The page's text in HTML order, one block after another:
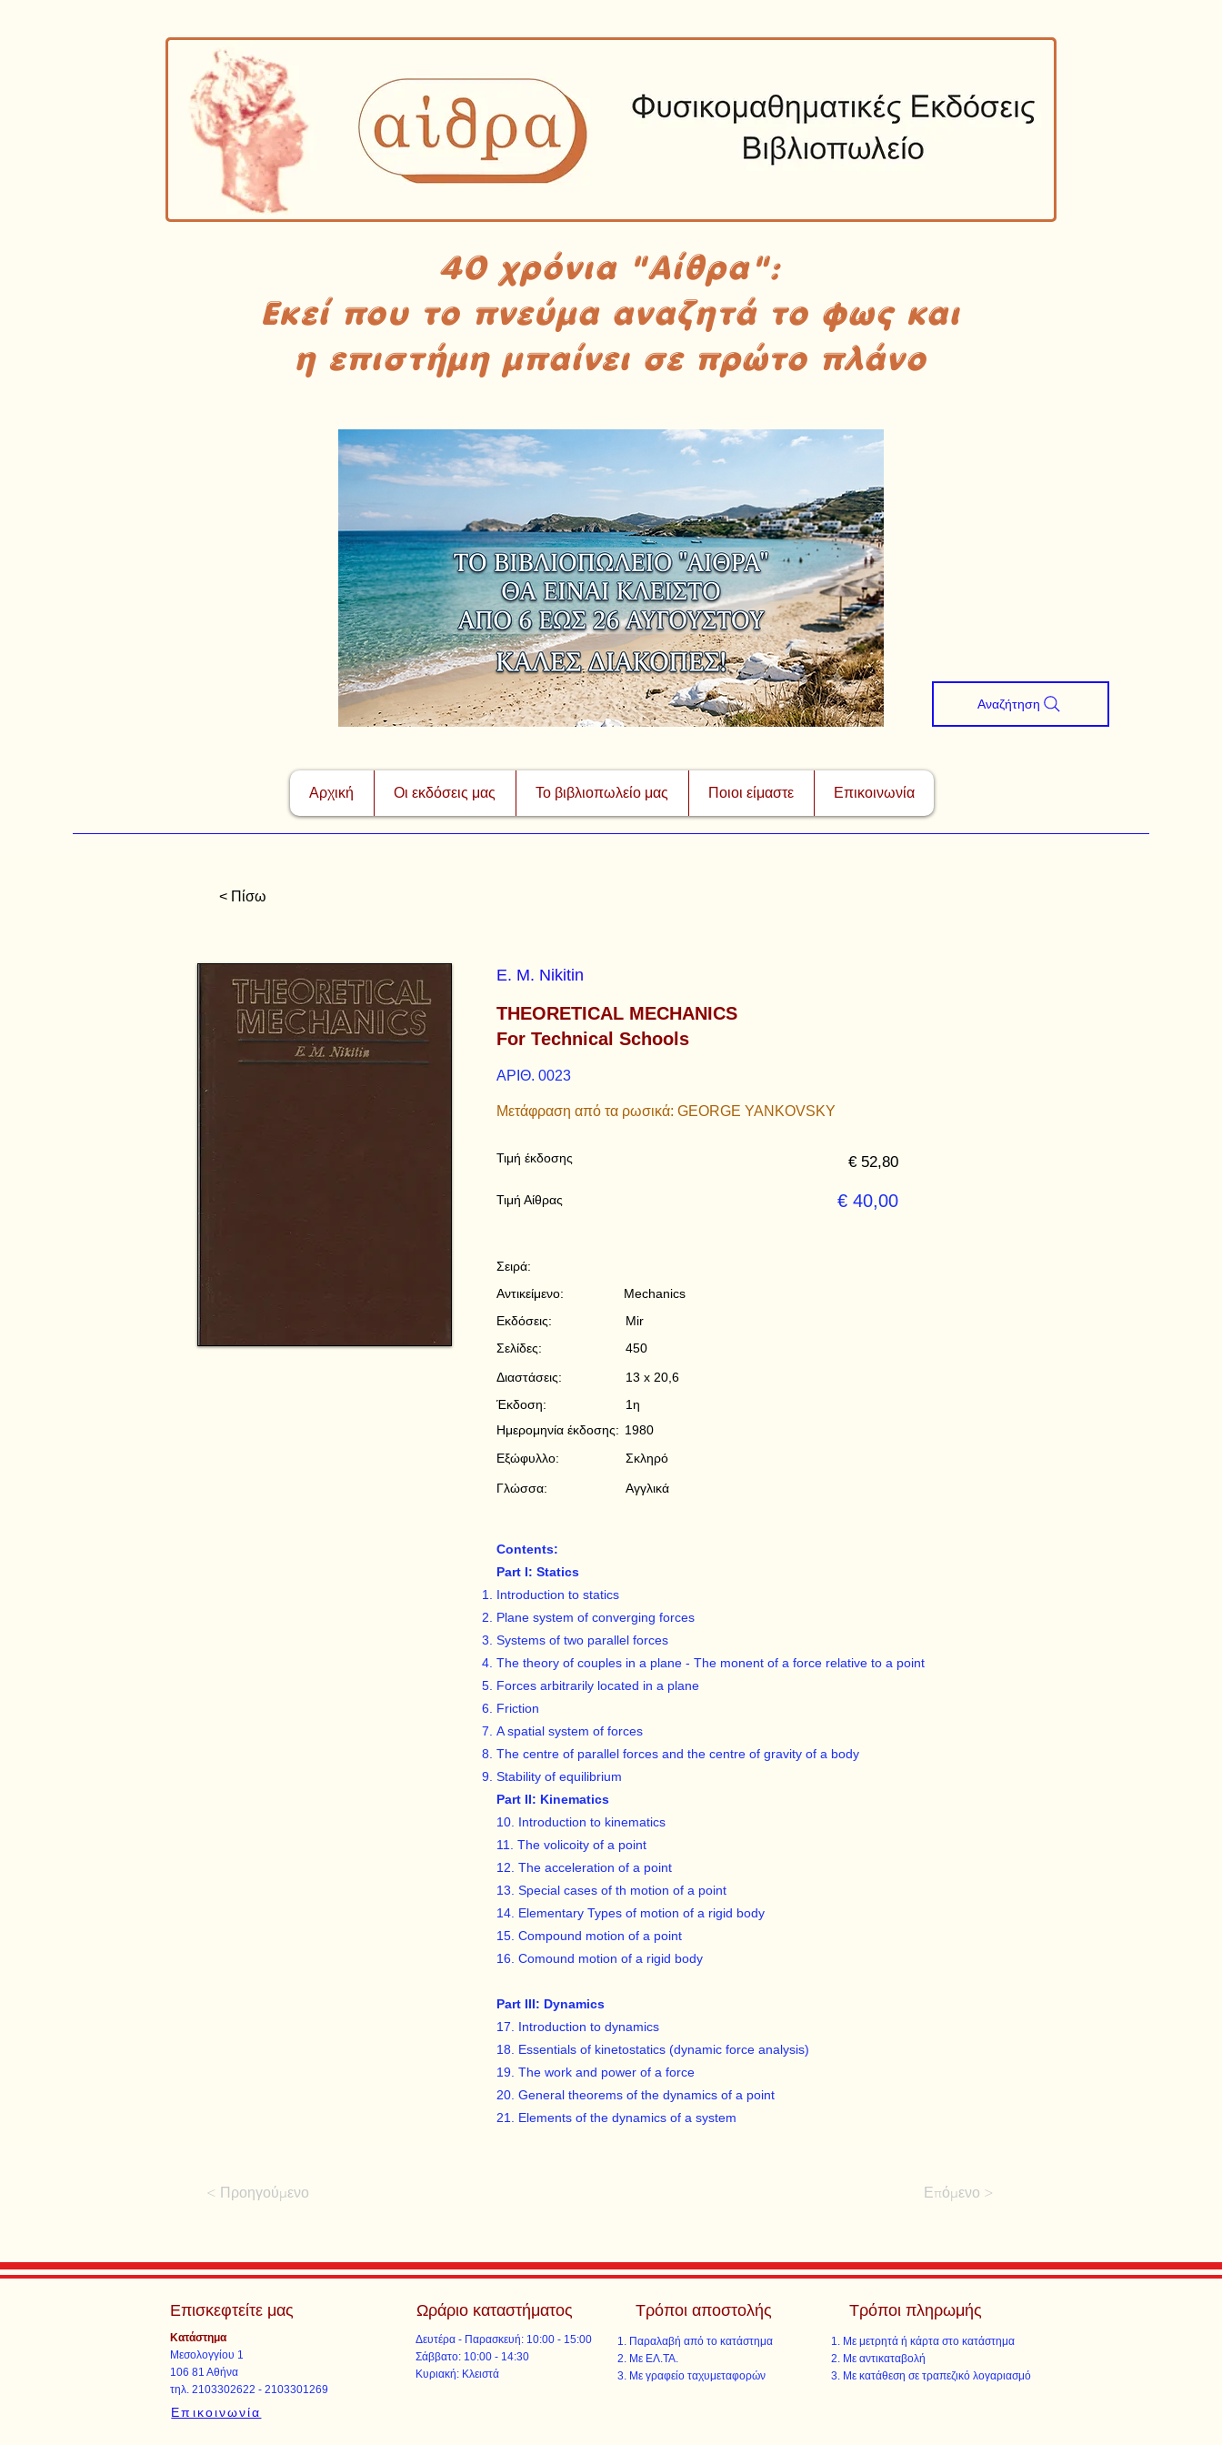
40 χρόνια "Αίθρα":
Εκεί που το πνεύμα αναζητά το φως και
η επιστήμη μπαίνει σε πρώτο πλάνο
Αρχική Οι εκδόσεις μας Το βιβλιοπωλείο μας Ποιοι είμαστε Επικοινωνία
Αναζήτηση
< Πίσω
E. M. Nikitin
THEORETICAL MECHANICS
For Technical Schools
ΑΡΙΘ. 0023
Μετάφραση από τα ρωσικά: GEORGE YANKOVSKY
Τιμή έκδοσης
Τιμή Αίθρας
€ 52,80
€ 40,00
Mechanics
Mir
450
13 x 20,6
1η
1980
Σκληρό
Αγγλικά
Σειρά:
Αντικείμενο:
Εκδόσεις:
Σελίδες:
Διαστάσεις:
Έκδοση:
Ημερομηνία έκδοσης:
Εξώφυλλο:
Γλώσσα:
Contents:
Part I: Statics
Introduction to statics
Plane system of converging forces
Systems of two parallel forces
The theory of couples in a plane - The monent of a force relative to a point
Forces arbitrarily located in a plane
Friction
A spatial system of forces
The centre of parallel forces and the centre of gravity of a body
Stability of equilibrium
Part II: Kinematics
10. Introduction to kinematics
11. The volicoity of a point
12. The acceleration of a point
13. Special cases of th motion of a point
14. Elementary Types of motion of a rigid body
15. Compound motion of a point
16. Comound motion of a rigid body
Part III: Dynamics
17. Introduction to dynamics
18. Essentials of kinetostatics (dynamic force analysis)
19. The work and power of a force
20. General theorems of the dynamics of a point
21. Elements of the dynamics of a system
< Προηγούμενο Επόμενο >
Επισκεφτείτε μας
Κατάστημα
Μεσολογγίου 1
106 81 Αθήνα
τηλ. 2103302622 - 2103301269
Επικοινωνία
Ωράριο καταστήματος
Δευτέρα - Παρασκευή: 10:00 - 15:00
​​Σάββατο: 10:00 - 14:30
​Κυριακή: Κλειστά
Τρόποι αποστολής
Παραλαβή από το κατάστημα
Με ΕΛ.ΤΑ.​​
Με γραφείο ταχυμεταφορών​
Τρόποι πληρωμής
Με μετρητά ή κάρτα στο κατάστημα
Με αντικαταβολή
Με κατάθεση σε τραπεζικό λογαριασμό